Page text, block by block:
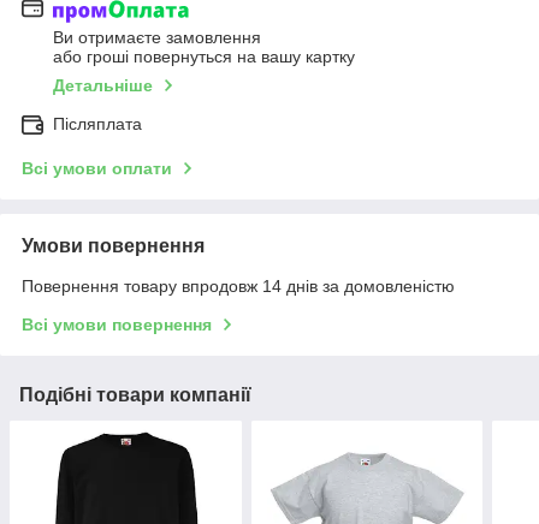
Ви отримаєте замовлення
або гроші повернуться на вашу картку
Детальніше
Післяплата
Всі умови оплати
Умови повернення
Повернення товару впродовж 14 днів за домовленістю
Всі умови повернення
Подібні товари компанії